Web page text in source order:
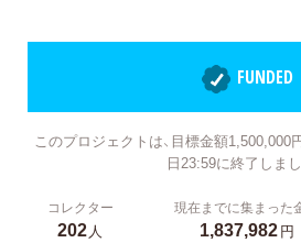
FUNDED
このプロジェクトは、目標金額1,500,000
日23:59に終了しまし
コレクター
202人
現在までに集まった
1,837,982円